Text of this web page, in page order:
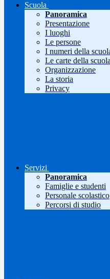
Scuola
Panoramica
Presentazione
I luoghi
Le persone
I numeri della
Le carte della scuola
Organizzazione
La storia
Privacy
Servizi
Panoramica
Famiglie e studenti
Personale scolastico
Percorsi di studio